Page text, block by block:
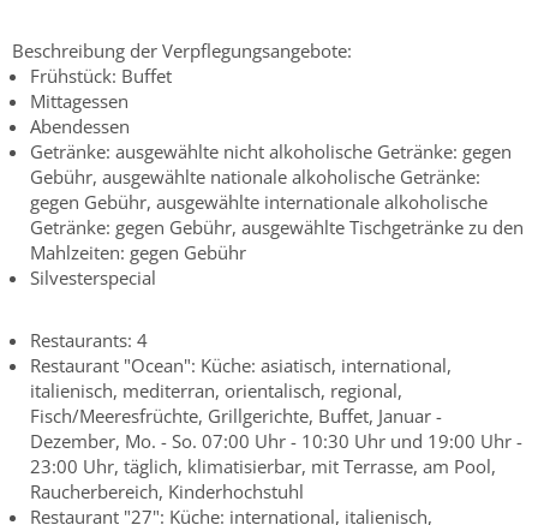
Beschreibung der Verpflegungsangebote:
Frühstück: Buffet
Mittagessen
Abendessen
Getränke: ausgewählte nicht alkoholische Getränke: gegen
Gebühr, ausgewählte nationale alkoholische Getränke:
gegen Gebühr, ausgewählte internationale alkoholische
Getränke: gegen Gebühr, ausgewählte Tischgetränke zu den
Mahlzeiten: gegen Gebühr
Silvesterspecial
Restaurants: 4
Restaurant "Ocean": Küche: asiatisch, international,
italienisch, mediterran, orientalisch, regional,
Fisch/Meeresfrüchte, Grillgerichte, Buffet, Januar -
Dezember, Mo. - So. 07:00 Uhr - 10:30 Uhr und 19:00 Uhr -
23:00 Uhr, täglich, klimatisierbar, mit Terrasse, am Pool,
Raucherbereich, Kinderhochstuhl
Restaurant "27": Küche: international, italienisch,